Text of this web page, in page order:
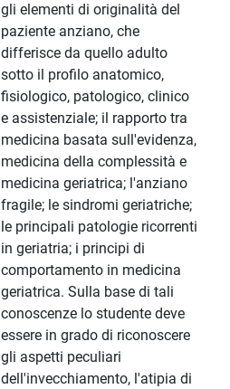
gli elementi di originalità del
paziente anziano, che
differisce da quello adulto
sotto il profilo anatomico,
fisiologico, patologico, clinico
e assistenziale; il rapporto tra
medicina basata sull'evidenza,
medicina della complessità e
medicina geriatrica; l'anziano
fragile; le sindromi geriatriche;
le principali patologie ricorrenti
in geriatria; i principi di
comportamento in medicina
geriatrica. Sulla base di tali
conoscenze lo studente deve
essere in grado di riconoscere
gli aspetti peculiari
dell'invecchiamento, l'atipia di